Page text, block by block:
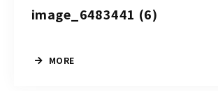
image_6483441 (6)
MORE
祝日 10：00～20：00（不定休）